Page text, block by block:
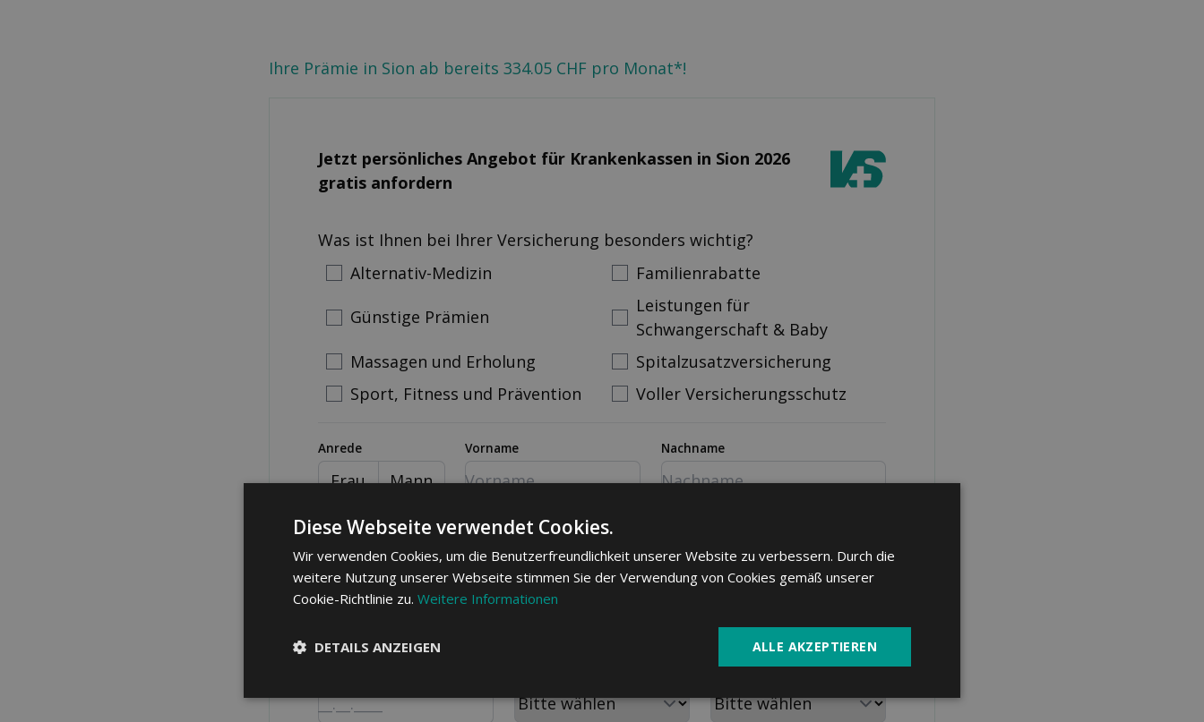
Ihre Prämie in Sion ab bereits 334.05 CHF pro Monat*!
Jetzt persönliches Angebot für Kranken­kassen in Sion 2026
gratis anfordern
Was ist Ihnen bei Ihrer Versicherung besonders wichtig?
Alternativ-Medizin
Familienrabatte
Günstige Prämien
Leistungen für
Schwangerschaft & Baby
Massagen und Erholung
Spitalzusatzversicherung
Sport, Fitness und Prävention
Voller Versicherungsschutz
Anrede
Frau Mann
Vorname Nachname
Telefonnummer
Strasse Nr.
Personen im Haushalt
Diese Webseite verwendet Cookies.
Wir verwenden Cookies, um die Benutzerfreundlichkeit unserer Website zu verbessern. Durch die
weitere Nutzung unserer Webseite stimmen Sie der Verwendung von Cookies gemäß unserer
Cookie-Richtlinie zu. Weitere Informationen
ALLE AKZEPTIEREN
DETAILS ANZEIGEN